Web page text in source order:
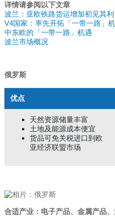
详情请参阅以下文章
波兰：亚欧铁路货运增加初见其利
V4国家：率先开拓「一带一路」
中东欧的「一带一路」机遇
波兰市场概况
俄罗斯
优点
天然资源储量丰富
土地及能源成本便宜
货品可免关税进口到欧
亚经济联盟市场
合适产业：电子产品、金属产品